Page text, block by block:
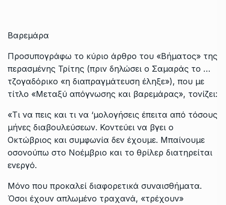
Βαρεμάρα
Προσυπογράφω το κύριο άρθρο του «Βήματος» της
περασμένης Τρίτης (πριν δηλώσει ο Σαμαράς το …
τζογαδόρικο «η διαπραγμάτευση έληξε»), που με
τίτλο «Μεταξύ απόγνωσης και βαρεμάρας», τονίζει:
«Τι να πεις και τι να ‘μολογήσεις έπειτα από τόσους
μήνες διαβουλεύσεων. Κοντεύει να βγει ο
Οκτώβριος και συμφωνία δεν έχουμε. Μπαίνουμε
οσονούπω στο Νοέμβριο και το θρίλερ διατηρείται
ενεργό.
Μόνο που προκαλεί διαφορετικά συναισθήματα.
Όσοι έχουν απλωμένο τραχανά, «τρέχουν»